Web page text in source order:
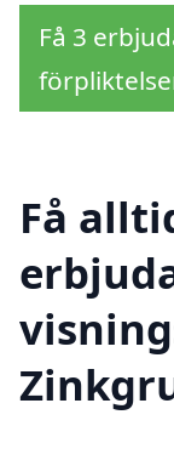
Få 3
Få